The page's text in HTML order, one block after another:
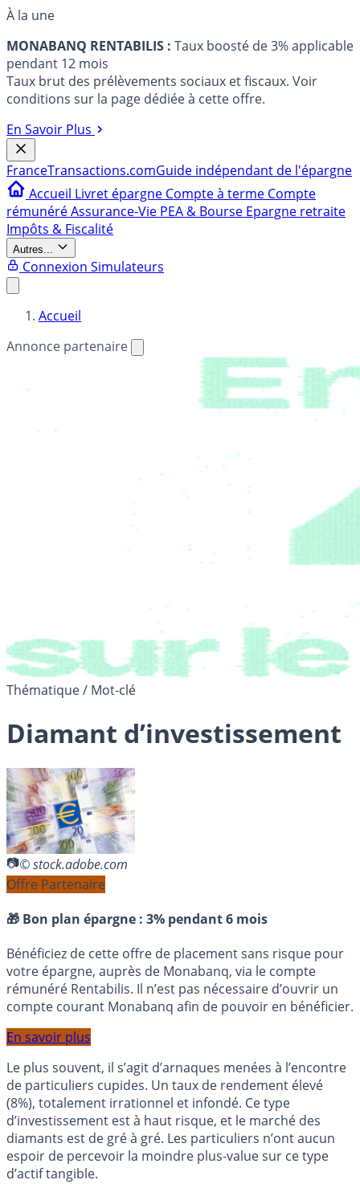
À la une
MONABANQ RENTABILIS : Taux boosté de 3% applicable
pendant 12 mois
Taux brut des prélèvements sociaux et fiscaux. Voir
conditions sur la page dédiée à cette offre.
En Savoir Plus
FranceTransactions.comGuide indépendant de l'épargne
Accueil Livret épargne Compte à terme Compte
rémunéréAssurance-Vie PEA & Bourse Epargne retraite
Impôts & Fiscalité
Autres...
Connexion Simulateurs
Accueil
Annonce partenaire
Thématique / Mot-clé
Diamant d’investissement
© stock.adobe.com
Offre Partenaire
🎁 Bon plan épargne : 3% pendant 6 mois
Bénéficiez de cette offre de placement sans risque pour
votre épargne, auprès de Monabanq, via le compte
rémunéré Rentabilis. Il n’est pas nécessaire d’ouvrir un
compte courant Monabanq afin de pouvoir en bénéficier.
En savoir plus
Le plus souvent, il s’agit d’arnaques menées à l’encontre
de particuliers cupides. Un taux de rendement élevé
(8%), totalement irrationnel et infondé. Ce type
d’investissement est à haut risque, et le marché des
diamants est de gré à gré. Les particuliers n’ont aucun
espoir de percevoir la moindre plus-value sur ce type
d’actif tangible.